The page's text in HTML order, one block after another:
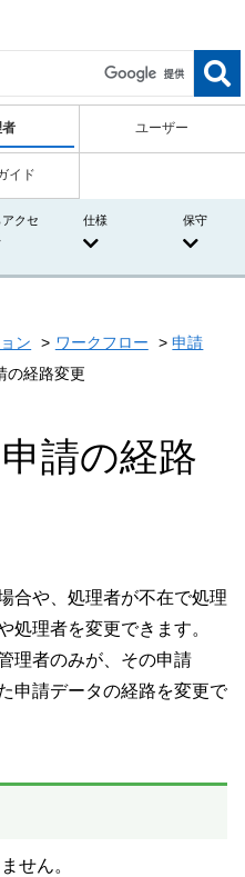
者 ユーザー
イド
クセ
仕様 保守
ン ワークフロー
申請
の経路変更
請の経路
合や、処理者が不在で処理
処理者を変更できます。
理者のみが、その申請
申請データの経路を変更で
せん。